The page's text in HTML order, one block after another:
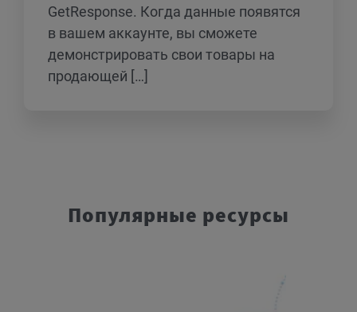
GetResponse. Когда данные появятся
в вашем аккаунте, вы сможете
демонстрировать свои товары на
продающей […]
Популярные ресурсы